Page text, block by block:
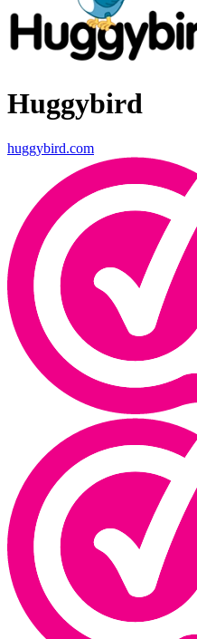
Huggybird
huggybird.com